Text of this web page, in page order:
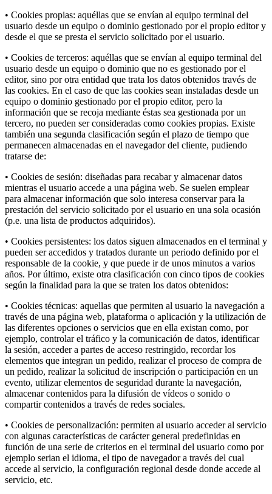
• Cookies propias: aquéllas que se envían al equipo terminal del
usuario desde un equipo o dominio gestionado por el propio editor y
desde el que se presta el servicio solicitado por el usuario.
• Cookies de terceros: aquéllas que se envían al equipo terminal del
usuario desde un equipo o dominio que no es gestionado por el
editor, sino por otra entidad que trata los datos obtenidos través de
las cookies. En el caso de que las cookies sean instaladas desde un
equipo o dominio gestionado por el propio editor, pero la
información que se recoja mediante éstas sea gestionada por un
tercero, no pueden ser consideradas como cookies propias. Existe
también una segunda clasificación según el plazo de tiempo que
permanecen almacenadas en el navegador del cliente, pudiendo
tratarse de:
• Cookies de sesión: diseñadas para recabar y almacenar datos
mientras el usuario accede a una página web. Se suelen emplear
para almacenar información que solo interesa conservar para la
prestación del servicio solicitado por el usuario en una sola ocasión
(p.e. una lista de productos adquiridos).
• Cookies persistentes: los datos siguen almacenados en el terminal y
pueden ser accedidos y tratados durante un periodo definido por el
responsable de la cookie, y que puede ir de unos minutos a varios
años. Por último, existe otra clasificación con cinco tipos de cookies
según la finalidad para la que se traten los datos obtenidos:
• Cookies técnicas: aquellas que permiten al usuario la navegación a
través de una página web, plataforma o aplicación y la utilización de
las diferentes opciones o servicios que en ella existan como, por
ejemplo, controlar el tráfico y la comunicación de datos, identificar
la sesión, acceder a partes de acceso restringido, recordar los
elementos que integran un pedido, realizar el proceso de compra de
un pedido, realizar la solicitud de inscripción o participación en un
evento, utilizar elementos de seguridad durante la navegación,
almacenar contenidos para la difusión de vídeos o sonido o
compartir contenidos a través de redes sociales.
• Cookies de personalización: permiten al usuario acceder al servicio
con algunas características de carácter general predefinidas en
función de una serie de criterios en el terminal del usuario como por
ejemplo serian el idioma, el tipo de navegador a través del cual
accede al servicio, la configuración regional desde donde accede al
servicio, etc.